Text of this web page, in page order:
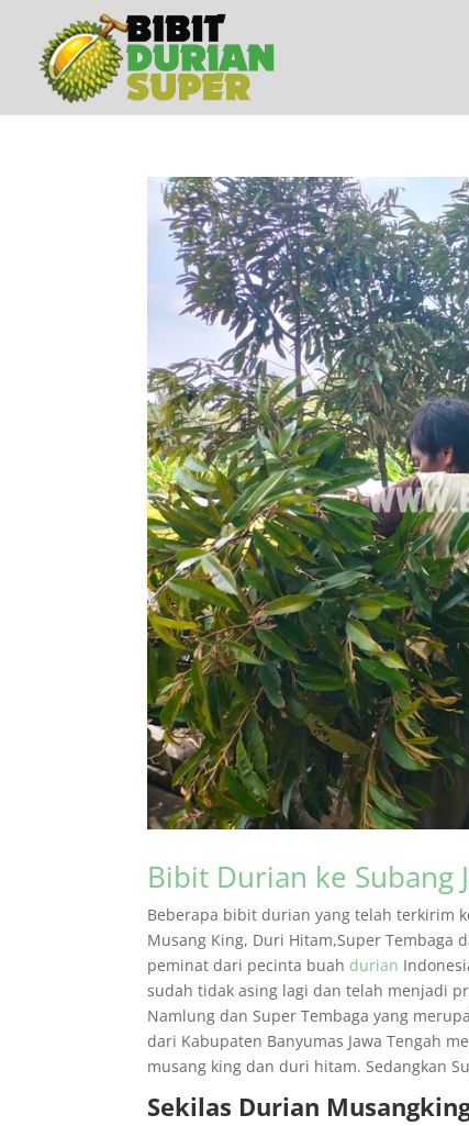
Bibit Durian ke Subang
Beberapa bibit durian yang telah terkirim
Musang King, Duri Hitam,Super Tembaga
peminat dari pecinta buah durian
sudah tidak asing lagi dan telah menjadi
Namlung dan Super Tembaga yang
dari Kabupaten Banyumas Jawa Tengah
musang king dan duri hitam. Sedangkan
Sekilas Durian